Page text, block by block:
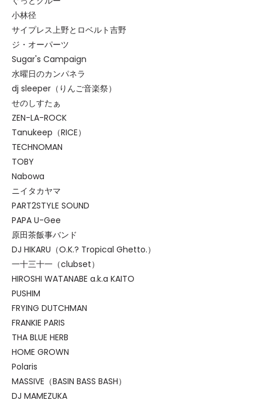
小林径
サイプレス上野とロベルト吉野
ジ・オーパーツ
Sugar's Campaign
水曜日のカンパネラ
dj sleeper（りんご音楽祭）
せのしすたぁ
ZEN-LA-ROCK
Tanukeep（RICE）
TECHNOMAN
TOBY
Nabowa
ニイタカヤマ
PART2STYLE SOUND
PAPA U-Gee
原田茶飯事バンド
DJ HIKARU（O.K.? Tropical Ghetto.）
一十三十一（clubset）
HIROSHI WATANABE a.k.a KAITO
PUSHIM
FRYING DUTCHMAN
FRANKIE PARIS
THA BLUE HERB
HOME GROWN
Polaris
MASSIVE（BASIN BASS BASH）
DJ MAMEZUKA